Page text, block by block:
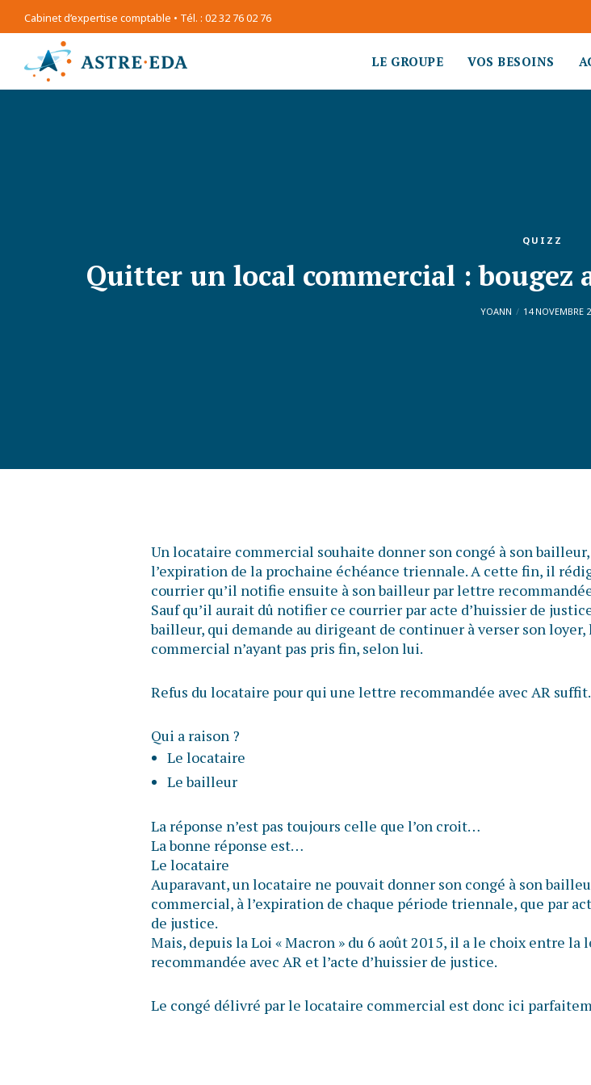
Cabinet d’expertise comptable • Tél. : 02 32 76 02 76
LE GROUPE VOS BESOINS
QUIZZ
Quitter un local commercial : bougez
YOANN 14 NOVEMBRE
Un locataire commercial souhaite donner son congé à son bailleur,
l’expiration de la prochaine échéance triennale. A cette fin, il
courrier qu’il notifie ensuite à son bailleur par lettre
Sauf qu’il aurait dû notifier ce courrier par acte d’huissier de
bailleur, qui demande au dirigeant de continuer à verser son loyer,
commercial n’ayant pas pris fin, selon lui.
Refus du locataire pour qui une lettre recommandée avec AR
Qui a raison ?
Le locataire
Le bailleur
La réponse n’est pas toujours celle que l’on croit…
La bonne réponse est…
Le locataire
Auparavant, un locataire ne pouvait donner son congé à son
commercial, à l’expiration de chaque période triennale, que par
de justice.
Mais, depuis la Loi « Macron » du 6 août 2015, il a le choix entre la
recommandée avec AR et l’acte d’huissier de justice.
Le congé délivré par le locataire commercial est donc ici